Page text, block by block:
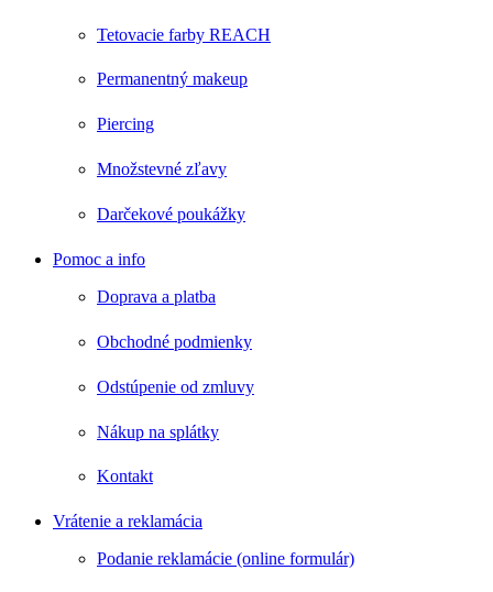
Tetovacie farby REACH
Permanentný makeup
Piercing
Množstevné zľavy
Darčekové poukážky
Pomoc a info
Doprava a platba
Obchodné podmienky
Odstúpenie od zmluvy
Nákup na splátky
Kontakt
Vrátenie a reklamácia
Podanie reklamácie (online formulár)